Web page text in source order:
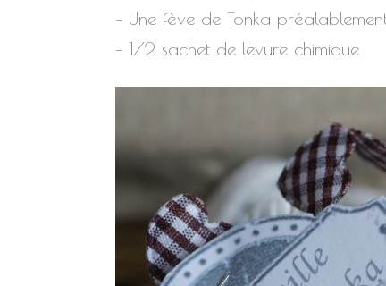
– Une fève de Tonka
– 1/2 sachet de levure chimique